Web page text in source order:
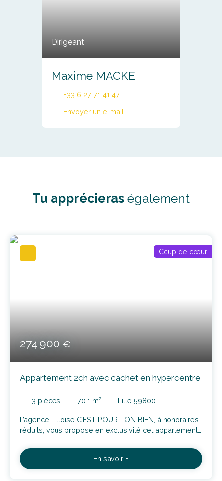
Dirigeant
Maxime MACKE
+33 6 27 71 41 47
Envoyer un e-mail
Tu apprécieras également
274 900€
Coup de cœur
Appartement 2ch avec cachet en hypercentre
3 pièces 70.1 m² Lille 59800
L’agence Lilloise C’EST POUR TON BIEN, à honoraires
réduits, vous propose en exclusivité cet appartement
immeuble situé en hyper centre. Vous serez à
proximité de toutes les commodités du centre ville,
des commerces, des écoles et à moins de 300m de
En savoir +